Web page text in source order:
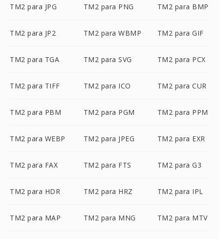
TM2 para JPG TM2 para PNG TM2 para BMP
TM2 para JP2 TM2 para WBMP TM2 para GIF
TM2 para TGA TM2 para SVG TM2 para PCX
TM2 para TIFF TM2 para ICO TM2 para CUR
TM2 para PBM TM2 para PGM TM2 para PPM
TM2 para WEBP TM2 para JPEG TM2 para EXR
TM2 para FAX TM2 para FTS TM2 para G3
TM2 para HDR TM2 para HRZ TM2 para IPL
TM2 para MAP TM2 para MNG TM2 para MTV